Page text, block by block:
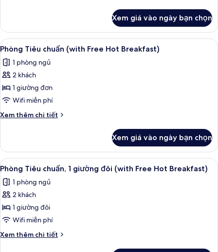
và
sofa
giường
(with
Free
Hot
Breakfast)
Phòng
Tiêu
chuẩn,
giường
đôi
sofa
giường
Free
Xem giá vào ngày bạn chọn
Xem
tất
cả
ảnh
Phòng
Tiêu
chuẩn
(with
Hot
Breakfast)
Phòng Tiêu chuẩn (with Free Hot
4
Phòng Tiêu chuẩn (with Free Hot Breakfast)
1 phòng ngủ
2 khách
1 giường đơn
Wifi miễn phí
Xem thêm chi tiết
Chi
Phòng
Tiêu
chuẩn
Free
Hot
Xem giá vào ngày bạn chọn
Xem
tất
cả
ảnh
Phòng
Tiêu
chuẩn,
1
Bàn, khu vực làm việc phù hợp cho
4
Phòng Tiêu chuẩn, 1 giường đôi (with Free Hot Breakfast)
1 phòng ngủ
2 khách
1 giường đôi
Wifi miễn phí
Xem thêm chi tiết
Chi